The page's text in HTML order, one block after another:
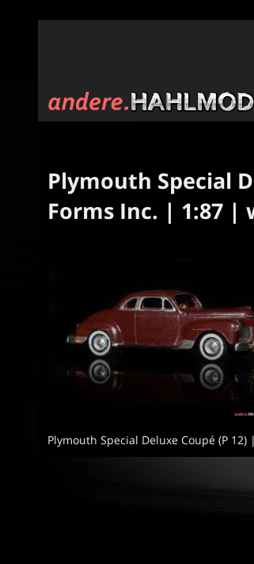
Plymouth Special
Forms Inc. | 1:87 |
Plymouth Special Deluxe Coupé (P